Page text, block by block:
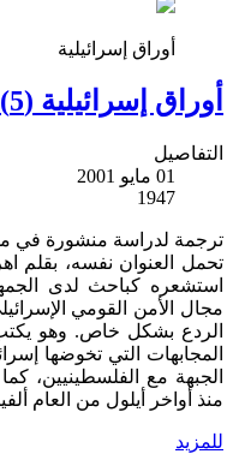
أوراق إسرائيلية
أوراق إسرائيلية (5)
التفاصيل
01 مايو 2001
1947
ترجمة لدراسة منشورة في
تحمل العنوان نفسه، بقلم
استشعره كباحث لدى
مجال الأمن القومي
الردع بشكل خاص. وهو
المجابهات التي تخوضها
الجبهة مع الفلسطينيين،
منذ أواخر أيلول من العام
للمزيد